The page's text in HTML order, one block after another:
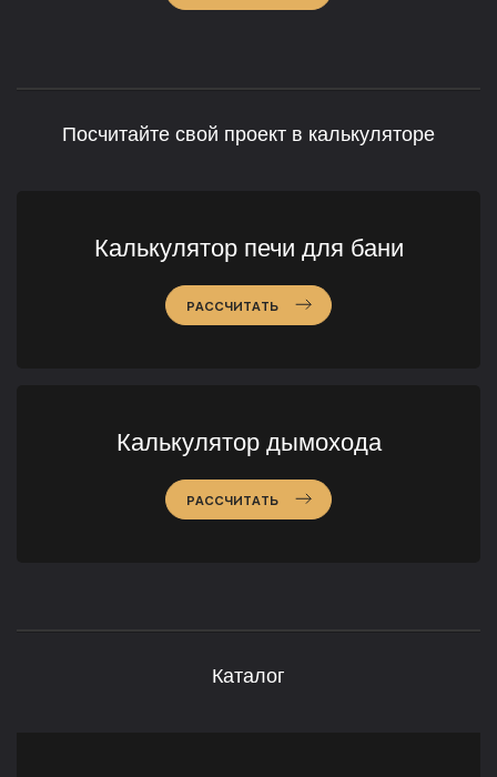
Посчитайте свой проект в калькуляторе
Калькулятор печи для бани
РАССЧИТАТЬ
Калькулятор дымохода
РАССЧИТАТЬ
Каталог